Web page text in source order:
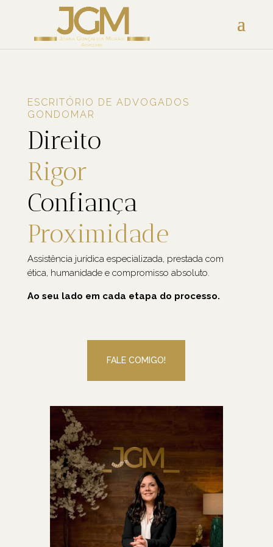
ESCRITÓRIO DE ADVOGADOS
GONDOMAR
Direito
Rigor
Confiança
Proximidade
Assistência jurídica especializada, prestada com
ética, humanidade e compromisso absoluto.
Ao seu lado em cada etapa do processo.
FALE COMIGO!